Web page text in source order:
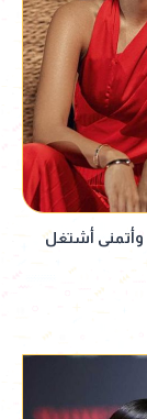
وأتمنى أشتغل